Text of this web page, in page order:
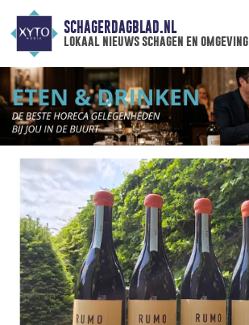
SCHAGERDAGBLAD.NL
lokaal nieuws schagen en omgeving